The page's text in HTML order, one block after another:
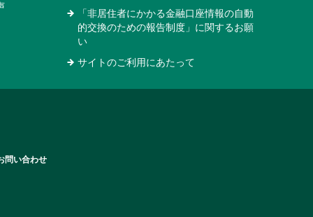
「非居住者にかかる金融口座情報の自動
的交換のための報告制度」に関するお願
い
サイトのご利用にあたって
問い合わせ